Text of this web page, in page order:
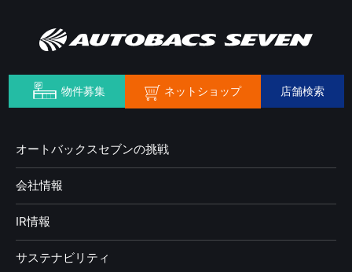
物件募集 ネットショップ 店舗検索
オートバックスセブンの挑戦
会社情報
IR情報
サステナビリティ